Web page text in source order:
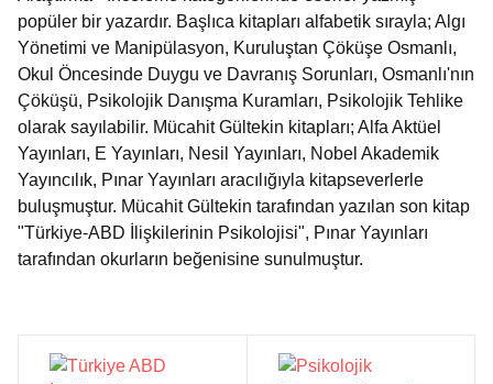
Dünya Klasikleri
Edebiyat
Felsefe
Fransızca
Psikoloji
Kitap Siparişi
Sepetim
Bize Ulaşın
TR
DE
Hesap oluştur
popüler bir yazardır. Başlıca kitapları alfabetik sırayla; Algı
Yönetimi ve Manipülasyon, Kuruluştan Çöküşe Osmanlı,
Okul Öncesinde Duygu ve Davranış Sorunları, Osmanlı'nın
Çöküşü, Psikolojik Danışma Kuramları, Psikolojik Tehlike
olarak sayılabilir. Mücahit Gültekin kitapları; Alfa Aktüel
Yayınları, E Yayınları, Nesil Yayınları, Nobel Akademik
Yayıncılık, Pınar Yayınları aracılığıyla kitapseverlerle
buluşmuştur. Mücahit Gültekin tarafından yazılan son kitap
"Türkiye-ABD İlişkilerinin Psikolojisi", Pınar Yayınları
tarafından okurların beğenisine sunulmuştur.